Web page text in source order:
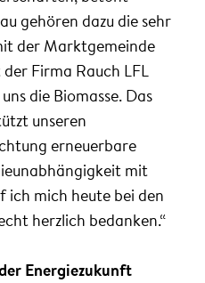
gehören dazu die sehr
der Marktgemeinde
Firma Rauch LFL
die Biomasse. Das
unseren
erneuerbare
mit
mich heute bei den
herzlich bedanken.“
Energiezukunft